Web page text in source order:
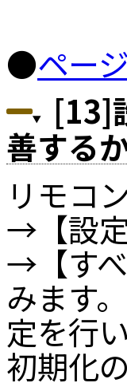
●ペー
[13]
善する
リモコ
→【設
→【す
みます
定を行
初期化